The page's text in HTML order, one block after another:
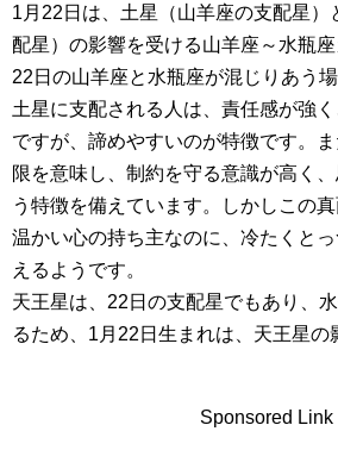
1月22日は、土星（山羊座の支配星）
配星）の影響を受ける山羊座～水瓶
22日の山羊座と水瓶座が混じりあう
土星に支配される人は、責任感が強
ですが、諦めやすいのが特徴です。
限を意味し、制約を守る意識が高く
う特徴を備えています。しかしこの
温かい心の持ち主なのに、冷たくと
えるようです。
天王星は、22日の支配星でもあり、
るため、1月22日生まれは、天王星の
Sponsored Link